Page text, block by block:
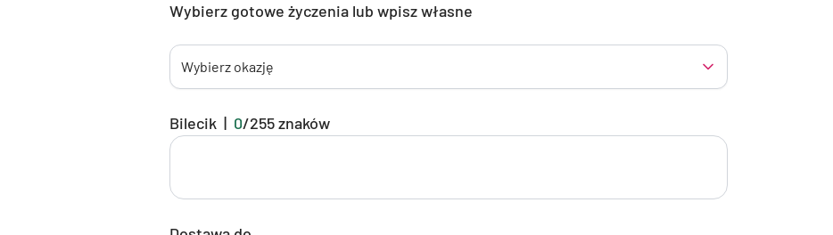
Wybierz gotowe życzenia lub wpisz własne
Wybierz okazję
Bilecik | 0/255znaków